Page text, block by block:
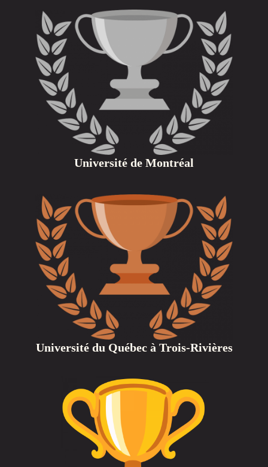
Université de Montréal
Université du Québec à Trois-Rivières